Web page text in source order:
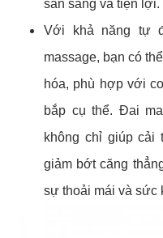
sẵn sàng và tiện lợi.
Với khả năng tự
massage, bạn có
hóa, phù hợp với
bắp cụ thể. Đai
không chỉ giúp cải
giảm bớt căng
sự thoải mái và sức